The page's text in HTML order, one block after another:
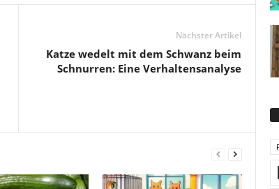
Nächster Artikel
Katze wedelt mit dem Schwanz beim
Schnurren: Eine Verhaltensanalyse